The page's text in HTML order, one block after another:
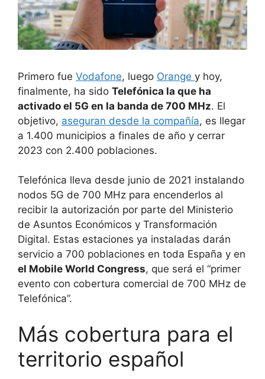
Primero fue Vodafone, luego Orange y hoy,
finalmente, ha sido Telefónica la que ha
activado el 5G en la banda de 700 MHz. El
objetivo, aseguran desde la compañía, es llegar
a 1.400 municipios a finales de año y cerrar
2023 con 2.400 poblaciones.
Telefónica lleva desde junio de 2021 instalando
nodos 5G de 700 MHz para encenderlos al
recibir la autorización por parte del Ministerio
de Asuntos Económicos y Transformación
Digital. Estas estaciones ya instaladas darán
servicio a 700 poblaciones en toda España y en
el Mobile World Congress, que será el “primer
evento con cobertura comercial de 700 MHz de
Telefónica”.
Más cobertura para el
territorio español